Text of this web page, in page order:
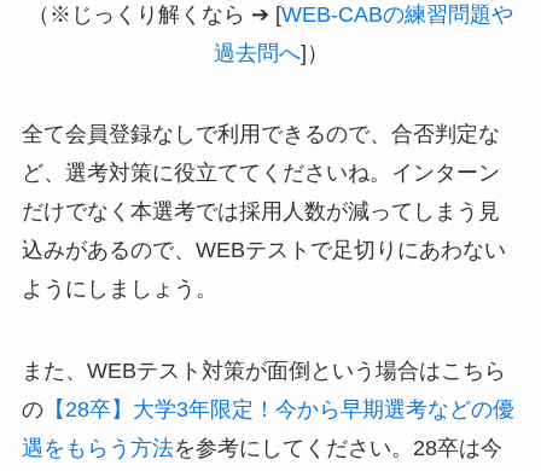
（※じっくり解くなら ➔ [WEB-CABの練習問題や
過去問へ]）
全て会員登録なしで利用できるので、合否判定な
ど、選考対策に役立ててくださいね。インターン
だけでなく本選考では採用人数が減ってしまう見
込みがあるので、WEBテストで足切りにあわない
ようにしましょう。
また、WEBテスト対策が面倒という場合はこちら
の【28卒】大学3年限定！今から早期選考などの優
遇をもらう方法を参考にしてください。28卒は今